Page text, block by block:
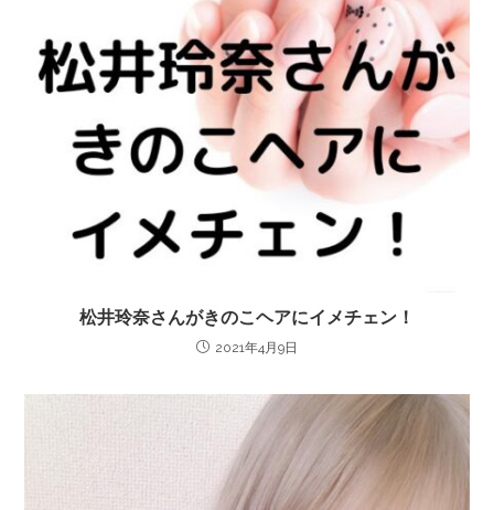
松井玲奈さんがきのこヘアにイメチェン！
2021年4月9日